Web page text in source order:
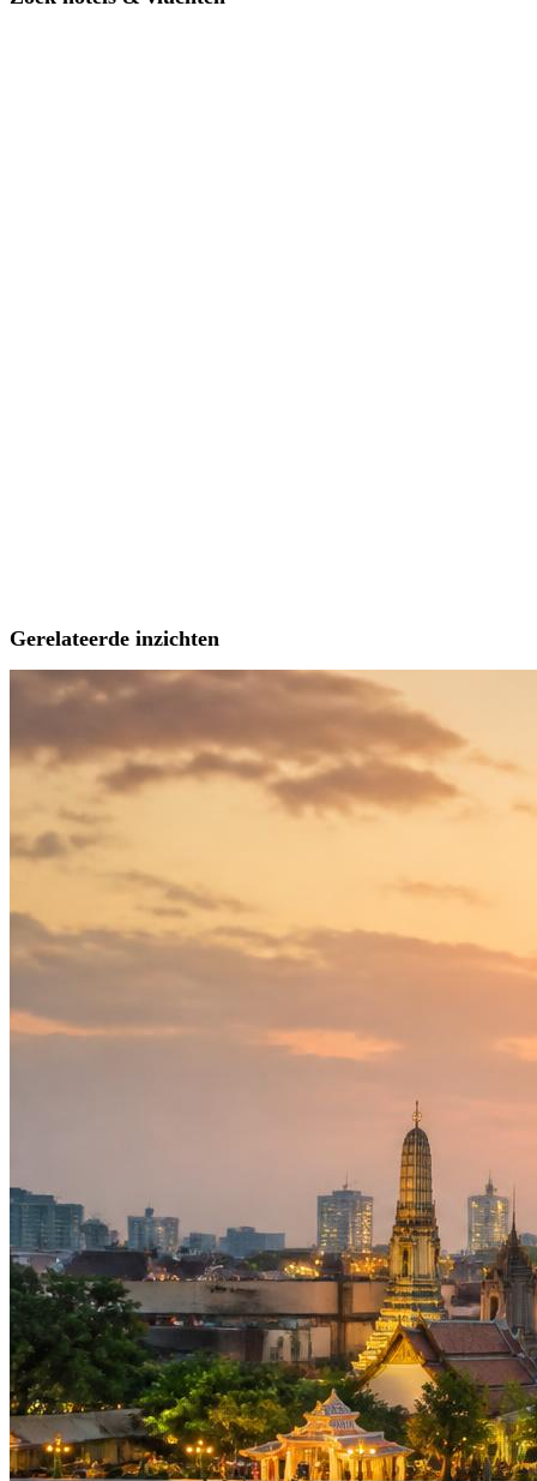
Gerelateerde inzichten